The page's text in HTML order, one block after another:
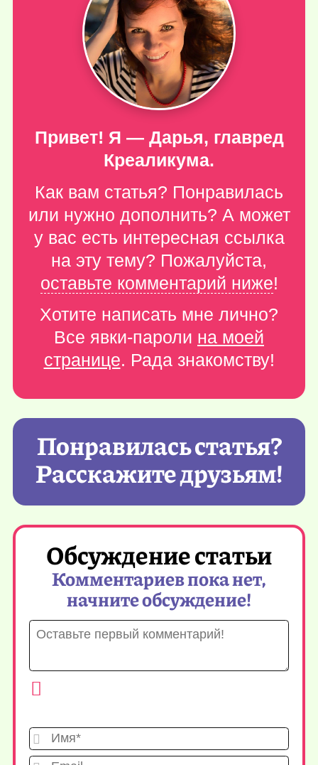
Привет! Я — Дарья, главред
Креаликума.
Как вам статья? Понравилась
или нужно дополнить? А может
у вас есть интересная ссылка
на эту тему? Пожалуйста,
оставьте комментарий ниже!
Хотите написать мне лично?
Все явки-пароли на моей
странице. Рада знакомству!
Понравилась статья?
Расскажите друзьям!
Обсуждение статьи
Комментариев пока нет,
начните обсуждение!
Имя*